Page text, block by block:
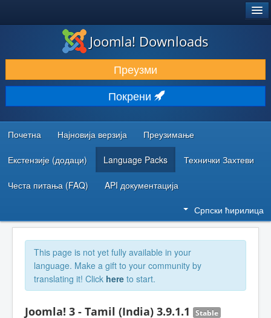
ПРЕУЗИМАЊЕ И ПРОШИРЕЊА (ЕКСТЕНЗИЈЕ)
ОТКРИЈТЕ И НАУЧИТЕ
ЗАЈЕДНИЦА И ПОДРШКА
РЕСУРСИ ЗА РАЗВОЈ
Joomla! Downloads
Преузми
Покрени
Почетна Најновија верзија Преузимање
Екстензије (додаци) Language Packs Технички Захтеви
Честа питања (FAQ) API документација
Српски ћирилица
This page is not yet fully available in your
language. Make a gift to your community by
translating it! Click here to start.
Joomla! 3 - Tamil (India) 3.9.1.1 Stable